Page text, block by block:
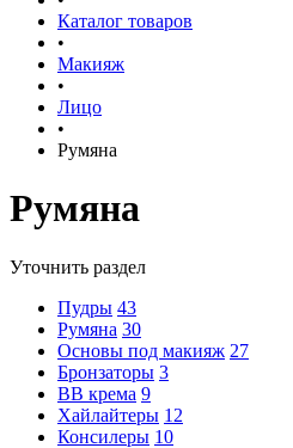
Каталог товаров
•
Макияж
•
Лицо
•
Румяна
Румяна
Уточнить раздел
Пудры 43
Румяна 30
Основы под макияж 27
Бронзаторы 3
BB крема 9
Хайлайтеры 12
Консилеры 10